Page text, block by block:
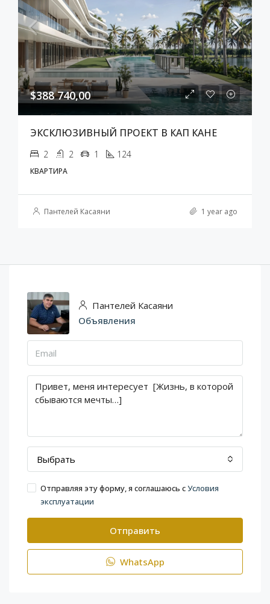
$388 740,00
ЭКСКЛЮЗИВНЫЙ ПРОЕКТ В КАП КАНЕ
2 2 1 124
КВАРТИРА
Пантелей Касаяни 1 year ago
Пантелей Касаяни
Объявления
Выбрать
Отправляя эту форму, я соглашаюсь сУсловия
эксплуатации
Отправить
WhatsApp